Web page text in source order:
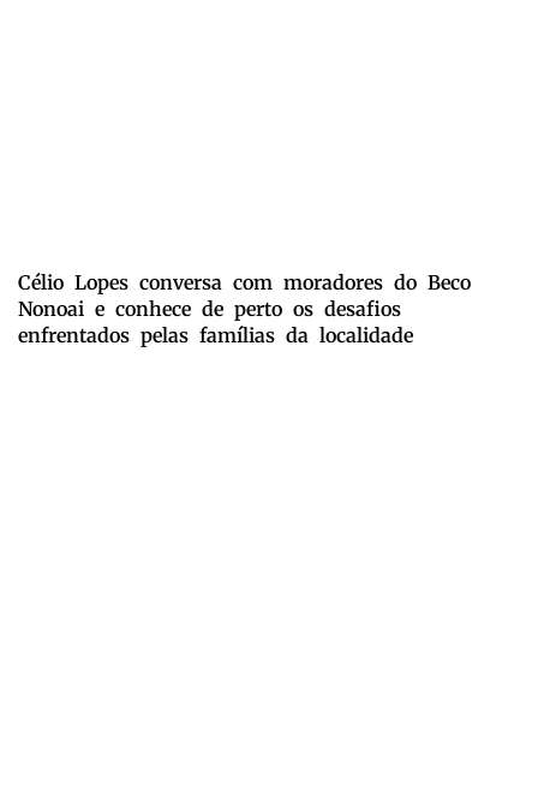
Célio Lopes conversa com moradores do Beco
Nonoai e conhece de perto os desafios
enfrentados pelas famílias da localidade